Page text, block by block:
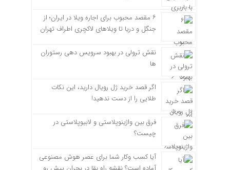
۶ مقصد محبوب برای اجاره ویلا در ایران؛ از
جنگل و دریا تا ویلاهای لاکچری اطراف تهران
نقش ترولی در بهبود سرویس دهی رستوران
ها
اگر قصد خرید ژل رویال دارید، این نکات
طلایی را از دست ندهید!
فرق بین واژینوپلاستی و لابیوپلاستی در
چیست؟
آیا کسب وکار شما برای عصر هوش مصنوعی